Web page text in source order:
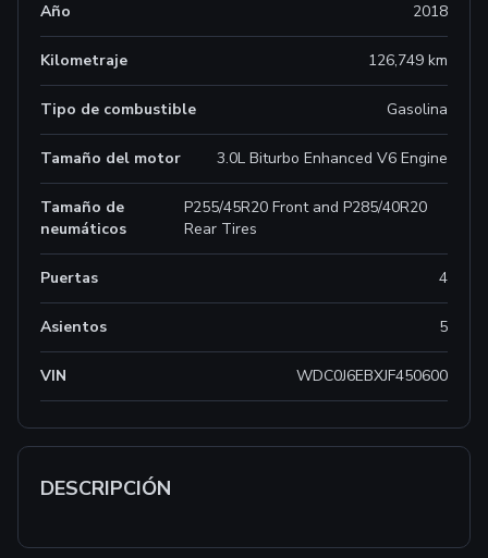
Año 2018
Kilometraje 126,749 km
Tipo de combustible Gasolina
Tamaño del motor 3.0L Biturbo Enhanced V6 Engine
Tamaño de
neumáticos
P255/45R20 Front and P285/40R20
Rear Tires
Puertas 4
Asientos 5
VIN WDC0J6EBXJF450600
DESCRIPCIÓN